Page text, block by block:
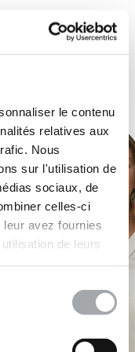
le contenu
relatives aux
Nous
sur l'utilisation de
sociaux, de
celles-ci
avez fournies
de leurs